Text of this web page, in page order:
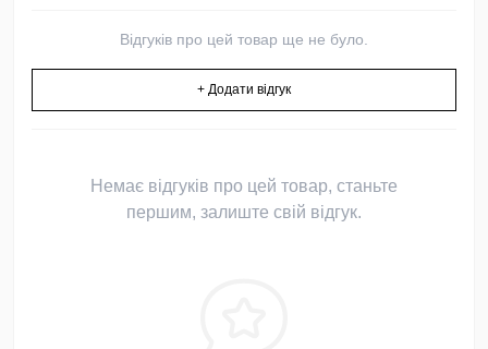
Відгуків про цей товар ще не було.
+ Додати відгук
Немає відгуків про цей товар, станьте
першим, залиште свій відгук.